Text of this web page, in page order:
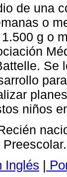
de una
o
g o
Se
niños
Inglés